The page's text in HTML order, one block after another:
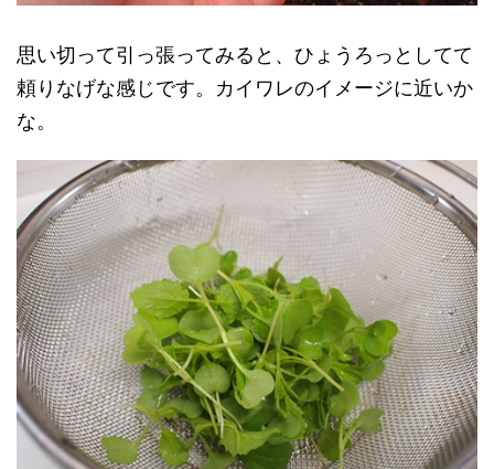
思い切って引っ張ってみると、ひょうろっとしてて
頼りなげな感じです。カイワレのイメージに近いか
な。